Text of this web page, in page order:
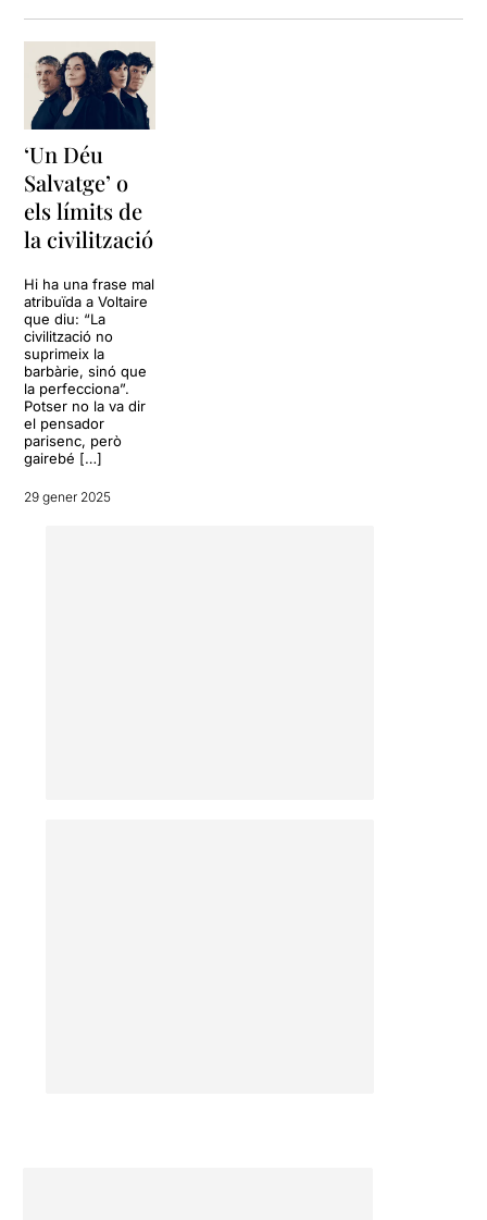
‘Un Déu
Salvatge’ o
els límits de
la civilització
Hi ha una frase mal
atribuïda a Voltaire
que diu: “La
civilització no
suprimeix la
barbàrie, sinó que
la perfecciona”.
Potser no la va dir
el pensador
parisenc, però
gairebé […]
29 gener 2025